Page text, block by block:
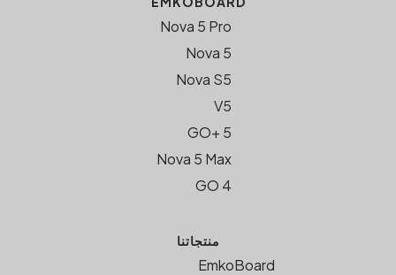
Nova 5 Pro
Nova 5
Nova S5
V5
GO+ 5
Nova 5 Max
GO 4
منتجاتنا
EmkoBoard